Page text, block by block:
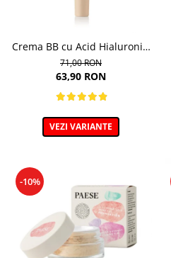
Crema BB cu Acid Hialuronic,
nuanta 03W NATURAL 30ml
71,00 RON
63,90 RON
VEZI VARIANTE
-10%